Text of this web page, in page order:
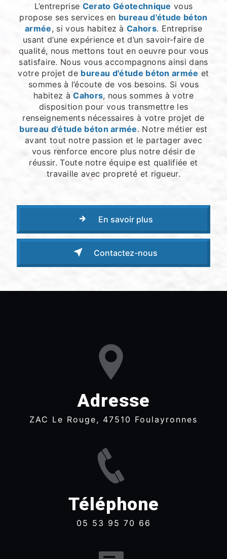
L’entreprise Cerato Géotechnique vous
propose ses services en bureau d'étude béton
armée, si vous habitez àCahors. Entreprise
usant d’une expérience et d’un savoir-faire de
qualité, nous mettons tout en oeuvre pour vous
satisfaire. Nous vous accompagnons ainsi dans
votre projet de bureau d'étude béton armée et
sommes à l’écoute de vos besoins. Si vous
habitez àCahors, nous sommes à votre
disposition pour vous transmettre les
renseignements nécessaires à votre projet de
bureau d'étude béton armée. Notre métier est
avant tout notre passion et le partager avec
vous renforce encore plus notre désir de
réussir. Toute notre équipe est qualifiée et
travaille avec propreté et rigueur.
En savoir plus
Contactez-nous
Adresse
ZAC Le Rouge, 47510 Foulayronnes
Téléphone
05 53 95 70 66